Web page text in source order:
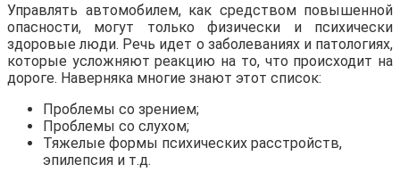
Управлять автомобилем, как средством повышенной
опасности, могут только физически и психически
здоровые люди. Речь идет о заболеваниях и патологиях,
которые усложняют реакцию на то, что происходит на
дороге. Наверняка многие знают этот список:
Проблемы со зрением;
Проблемы со слухом;
Тяжелые формы психических расстройств,
эпилепсия и т.д.